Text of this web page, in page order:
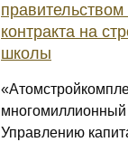
правительством
контракта на
школы
многомиллионный
Управлению